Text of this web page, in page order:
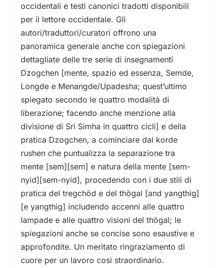
occidentali e testi canonici tradotti disponibili
per il lettore occidentale. Gli
autori/traduttori/curatori offrono una
panoramica generale anche con spiegazioni
dettagliate delle tre serie di insegnamenti
Dzogchen [mente, spazio ed essenza, Semde,
Longde e Menangde/Upadesha; quest’ultimo
spiegato secondo le quattro modalità di
liberazione; facendo anche menzione alla
divisione di Sri Simha in quattro cicli] e della
pratica Dzogchen, a cominciare dal korde
rushen che puntualizza la separazione tra
mente [sem][sem] e natura della mente [sem-
nyid][sem-nyid], procedendo con i due stili di
pratica del tregchöd e del thögal [and yangthig]
[e yangthig] includendo accenni alle quattro
lampade e alle quattro visioni del thögal; le
spiegazioni anche se concise sono esaustive e
approfondite. Un meritato ringraziamento di
cuore per un lavoro così straordinario.